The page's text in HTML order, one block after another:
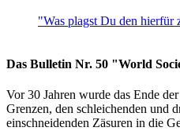
"Was plagst Du den hierfür
Das Bulletin Nr. 50 "World
Vor 30 Jahren wurde das Ende
Grenzen, den schleichenden und
einschneidenden Zäsuren in die